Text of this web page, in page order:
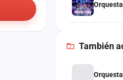
También
Orquesta